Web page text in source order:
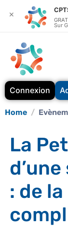
Connexion
Home
La
: de
✕
Sur